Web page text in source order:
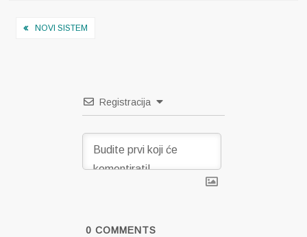
Navigacija
NOVI SISTEM
Registracija
0 COMMENTS